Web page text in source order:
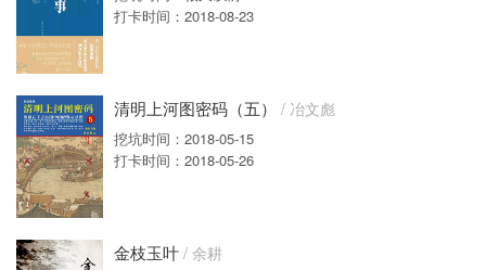
打卡时间：2018-08-23
清明上河图密码（五） / 冶文彪
挖坑时间：2018-05-15
打卡时间：2018-05-26
金枝玉叶 / 余耕